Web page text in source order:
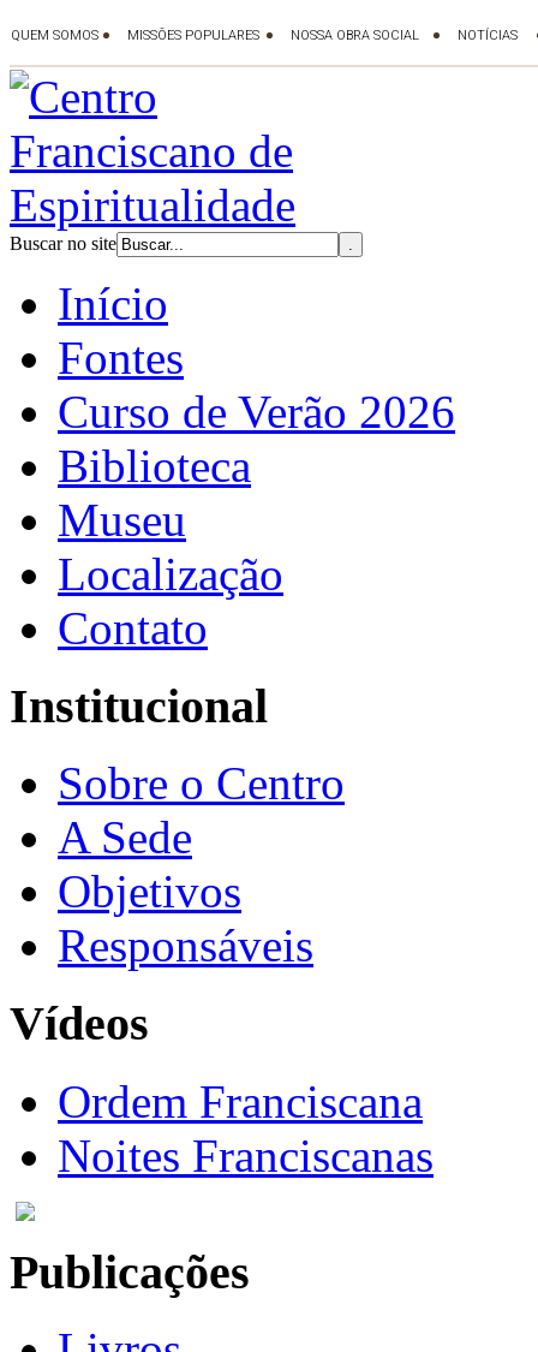
Buscar no site
Início
Fontes
Curso de Verão 2026
Biblioteca
Museu
Localização
Contato
Institucional
Sobre o Centro
A Sede
Objetivos
Responsáveis
Vídeos
Ordem Franciscana
Noites Franciscanas
Publicações